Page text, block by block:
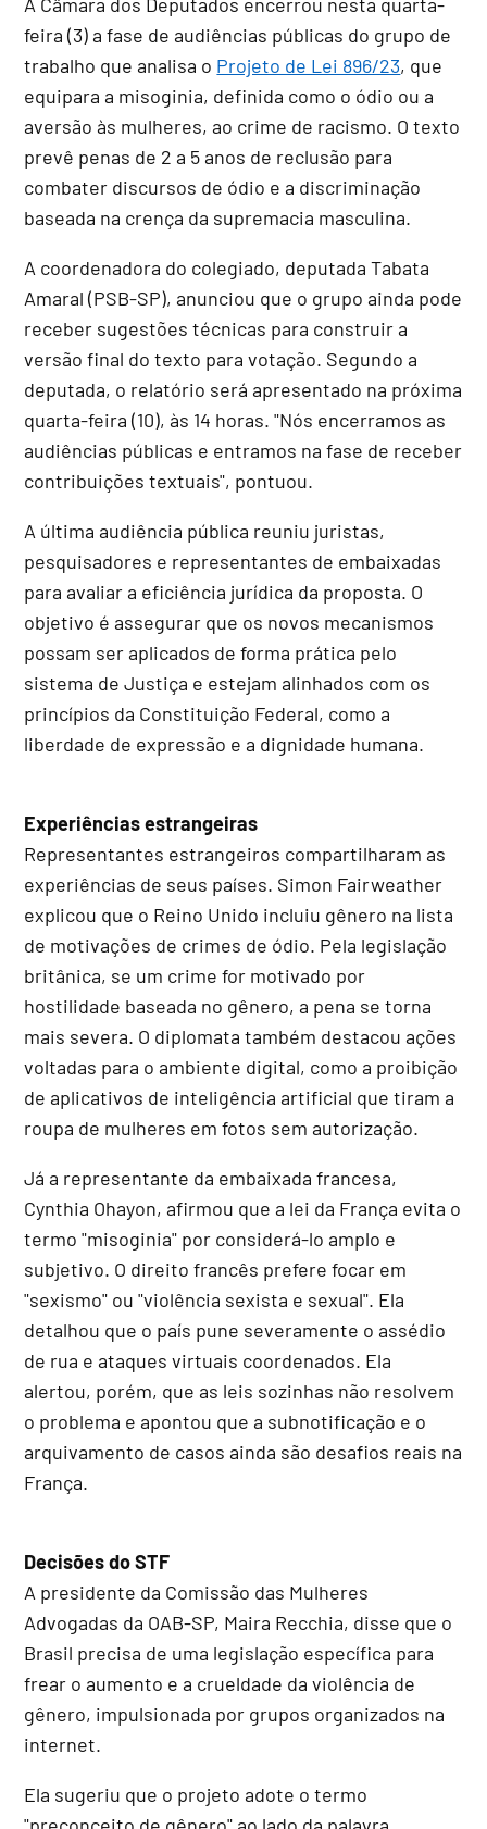
feira (3) a fase de audiências públicas do grupo de
trabalho que analisa o Projeto de Lei 896/23, que
equipara a misoginia, definida como o ódio ou a
aversão às mulheres, ao crime de racismo. O texto
prevê penas de 2 a 5 anos de reclusão para
combater discursos de ódio e a discriminação
baseada na crença da supremacia masculina.
A coordenadora do colegiado, deputada Tabata
Amaral (PSB-SP), anunciou que o grupo ainda pode
receber sugestões técnicas para construir a
versão final do texto para votação. Segundo a
deputada, o relatório será apresentado na próxima
quarta-feira (10), às 14 horas. "Nós encerramos as
audiências públicas e entramos na fase de receber
contribuições textuais", pontuou.
A última audiência pública reuniu juristas,
pesquisadores e representantes de embaixadas
para avaliar a eficiência jurídica da proposta. O
objetivo é assegurar que os novos mecanismos
possam ser aplicados de forma prática pelo
sistema de Justiça e estejam alinhados com os
princípios da Constituição Federal, como a
liberdade de expressão e a dignidade humana.
Experiências estrangeiras
Representantes estrangeiros compartilharam as
experiências de seus países. Simon Fairweather
explicou que o Reino Unido incluiu gênero na lista
de motivações de crimes de ódio. Pela legislação
britânica, se um crime for motivado por
hostilidade baseada no gênero, a pena se torna
mais severa. O diplomata também destacou ações
voltadas para o ambiente digital, como a proibição
de aplicativos de inteligência artificial que tiram a
roupa de mulheres em fotos sem autorização.
Já a representante da embaixada francesa,
Cynthia Ohayon, afirmou que a lei da França evita o
termo "misoginia" por considerá-lo amplo e
subjetivo. O direito francês prefere focar em
"sexismo" ou "violência sexista e sexual". Ela
detalhou que o país pune severamente o assédio
de rua e ataques virtuais coordenados. Ela
alertou, porém, que as leis sozinhas não resolvem
o problema e apontou que a subnotificação e o
arquivamento de casos ainda são desafios reais na
França.
Decisões do STF
A presidente da Comissão das Mulheres
Advogadas da OAB-SP, Maira Recchia, disse que o
Brasil precisa de uma legislação específica para
frear o aumento e a crueldade da violência de
gênero, impulsionada por grupos organizados na
internet.
Ela sugeriu que o projeto adote o termo